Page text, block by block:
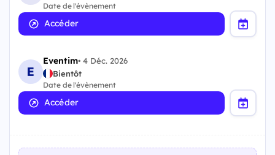
Date de l'évènement
Accéder
Eventim•4 Déc. 2026
Bientôt
Date de l'évènement
Accéder